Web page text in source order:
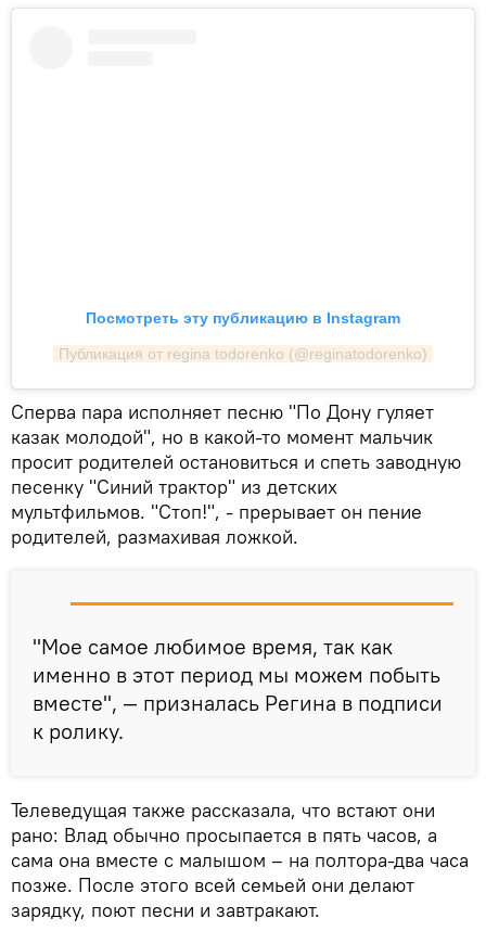
Посмотреть эту публикацию в Instagram
Публикация от regina todorenko (@reginatodorenko)
Сперва пара исполняет песню "По Дону гуляет
казак молодой", но в какой-то момент мальчик
просит родителей остановиться и спеть заводную
песенку "Синий трактор" из детских
мультфильмов. "Стоп!", - прерывает он пение
родителей, размахивая ложкой.
"Мое самое любимое время, так как
именно в этот период мы можем побыть
вместе", — призналась Регина в подписи
к ролику.
Телеведущая также рассказала, что встают они
рано: Влад обычно просыпается в пять часов, а
сама она вместе с малышом – на полтора-два часа
позже. После этого всей семьей они делают
зарядку, поют песни и завтракают.